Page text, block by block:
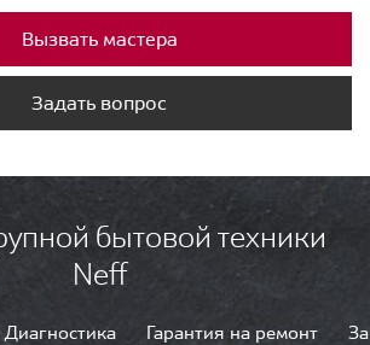
Вызвать мастера
Задать вопрос
бытовой техники
Neff
Диагностика Гарантия на ремонт